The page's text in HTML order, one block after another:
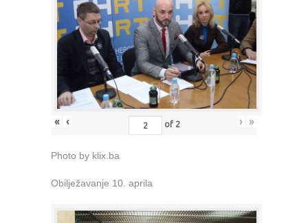
« ‹ of 2 › »
Photo by klix.ba
Obilježavanje 10. aprila